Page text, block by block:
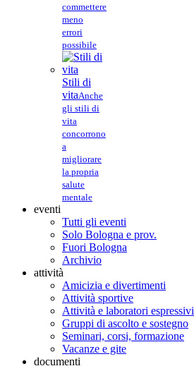
commettere
meno
errori
possibile
Stili di
vitaAnche
gli stili di
vita
concorrono
a
migliorare
la propria
salute
mentale
eventi
Tutti gli eventi
Solo Bologna e prov.
Fuori Bologna
Archivio
attività
Amicizia e divertimenti
Attività sportive
Attività e laboratori espressivi
Gruppi di ascolto e sostegno
Seminari, corsi, formazione
Vacanze e gite
documenti